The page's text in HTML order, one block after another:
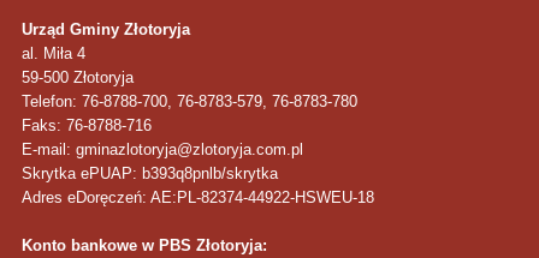
Urząd Gminy Złotoryja
al. Miła 4
59-500 Złotoryja
Telefon: 76-8788-700, 76-8783-579, 76-8783-780
Faks: 76-8788-716
E-mail: gminazlotoryja@zlotoryja.com.pl
Skrytka ePUAP: b393q8pnlb/skrytka
Adres eDoręczeń: AE:PL-82374-44922-HSWEU-18
Konto bankowe w PBS Złotoryja: